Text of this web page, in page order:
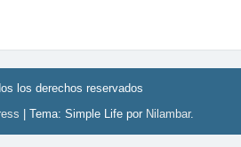
los derechos reservados
Tema: Simple Life por Nilambar.